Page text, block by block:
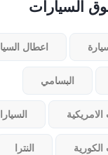
السيارات
اعطال
البسامي
الكورية النترا